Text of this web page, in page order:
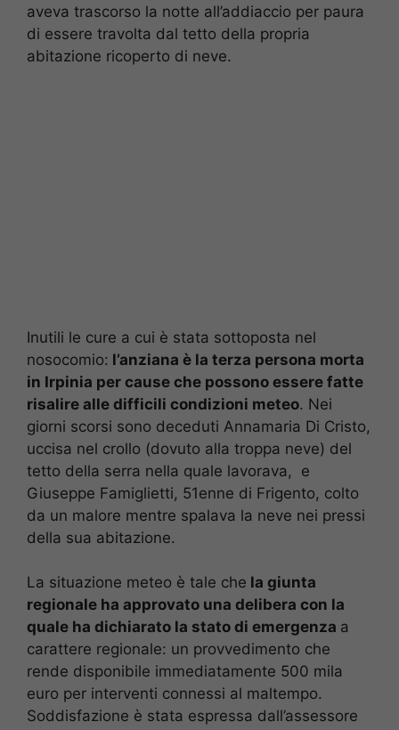
aveva trascorso la notte all’addiaccio per paura
di essere travolta dal tetto della propria
abitazione ricoperto di neve.
Inutili le cure a cui è stata sottoposta nel
nosocomio: l’anziana è la terza persona morta
in Irpinia per cause che possono essere fatte
risalire alle difficili condizioni meteo. Nei
giorni scorsi sono deceduti Annamaria Di Cristo,
uccisa nel crollo (dovuto alla troppa neve) del
tetto della serra nella quale lavorava, e
Giuseppe Famiglietti, 51enne di Frigento, colto
da un malore mentre spalava la neve nei pressi
della sua abitazione.
La situazione meteo è tale che la giunta
regionale ha approvato una delibera con la
quale ha dichiarato la stato di emergenza a
carattere regionale: un provvedimento che
rende disponibile immediatamente 500 mila
euro per interventi connessi al maltempo.
Soddisfazione è stata espressa dall’assessore